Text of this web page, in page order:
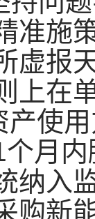
准施
虚报
上在
产使
月
纳入
购新